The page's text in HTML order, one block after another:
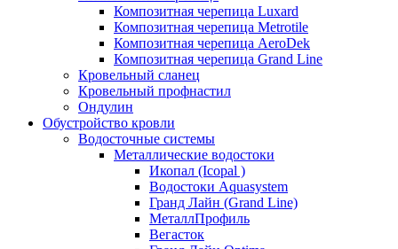
Композитная черепица Luxard
Композитная черепица Metrotile
Композитная черепица AeroDek
Композитная черепица Grand Line
Кровельный сланец
Кровельный профнастил
Ондулин
Обустройство кровли
Водосточные системы
Металлические водостоки
Икопал (Icopal )
Водостоки Aquasystem
Гранд Лайн (Grand Line)
МеталлПрофиль
Вегасток